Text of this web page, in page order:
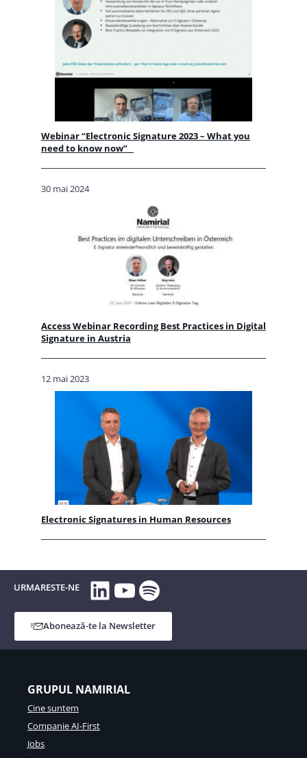
Webinar “Electronic Signature 2023 – What you
need to know now”
30 mai 2024
Access Webinar Recording Best Practices in Digital
Signature in Austria
12 mai 2023
Electronic Signatures in Human Resources
URMARESTE-NE LinkedIn
YouTube
Spotify
Abonează-te la Newsletter
GRUPUL NAMIRIAL
Cine suntem
Companie AI-First
Jobs